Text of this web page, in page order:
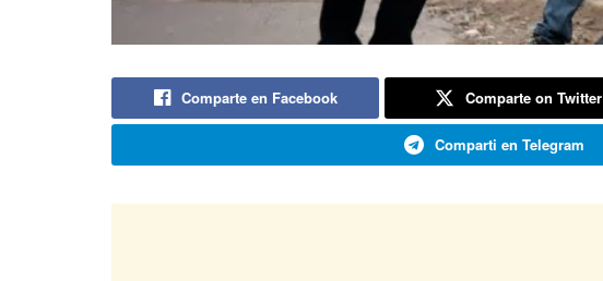
Comparte en Facebook Comparte on Twitter
Comparti en Telegram